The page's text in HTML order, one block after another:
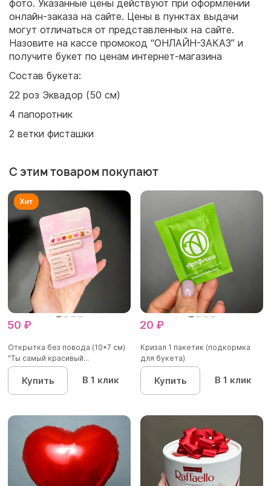
фото. Указанные цены действуют при оформлении
онлайн-заказа на сайте. Цены в пунктах выдачи
могут отличаться от представленных на сайте.
Назовите на кассе промокод “ОНЛАЙН-ЗАКАЗ” и
получите букет по ценам интернет-магазина
Состав букета:
22 роз Эквадор (50 см)
4 папоротник
2 ветки фисташки
С этим товаром покупают
50 ₽
Открытка без повода (10*7 см)
"Ты самый красивый...
Купить В 1 клик
20 ₽
Кризал 1 пакетик (подкормка
для букета)
Купить В 1 клик